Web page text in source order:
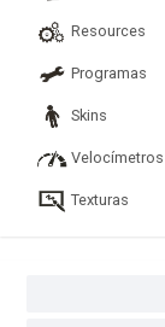
Resources
Programas
Skins
Velocímetros
Texturas